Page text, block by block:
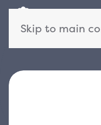
Skip to main